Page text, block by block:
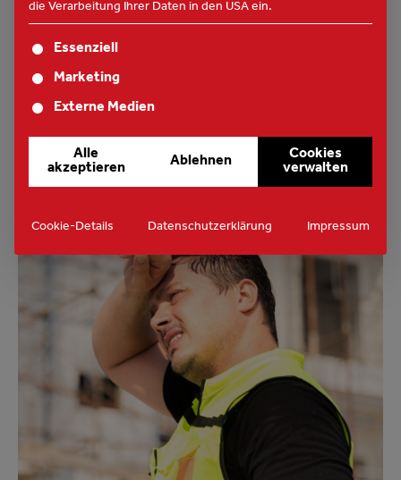
BLOG &
NEWS
MEHR ERFAHREN
die Verarbeitung Ihrer Daten in den USA ein.
Es folgt eine Liste der Service-Gruppen, für die eine
Essenziell
Marketing
Externe Medien
Alle
akzeptieren
Ablehnen
Cookies
verwalten
Cookie-Details Datenschutzerklärung Impressum